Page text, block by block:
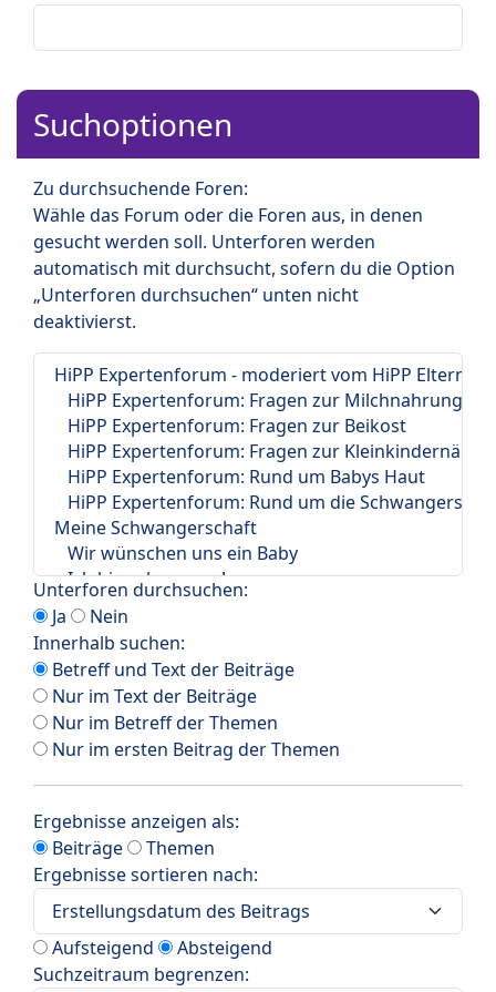
Suchoptionen
Zu durchsuchende Foren:
Wähle das Forum oder die Foren aus, in denen
gesucht werden soll. Unterforen werden
automatisch mit durchsucht, sofern du die Option
„Unterforen durchsuchen“ unten nicht
deaktivierst.
Unterforen durchsuchen:
Ja
Nein
Innerhalb suchen:
Betreff und Text der Beiträge
Nur im Text der Beiträge
Nur im Betreff der Themen
Nur im ersten Beitrag der Themen
Ergebnisse anzeigen als:
Beiträge
Themen
Ergebnisse sortieren nach:
Aufsteigend
Absteigend
Suchzeitraum begrenzen: